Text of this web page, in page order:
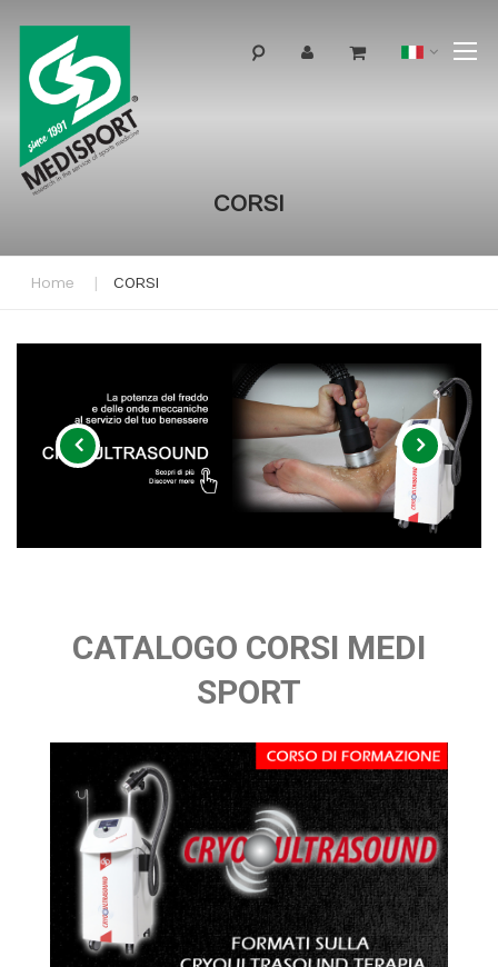
Lingua
CORSI
Home CORSI
CATALOGO CORSI MEDI
SPORT